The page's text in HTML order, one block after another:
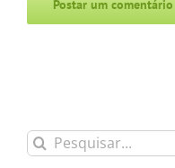
Buscar